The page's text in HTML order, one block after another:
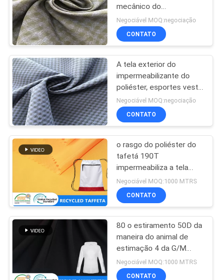
CONTACTE-
NOS
NOTÍCIA
CASOS
COMPANY
NEWS
DO
SITE
PRIVACY
mecânico do
estiramento para o
desgaste exterior do
esqui
Negociável MOQ:negociação
CONTATO
A tela exterior do
impermeabilizante do
poliéster, esportes veste
a tela respirável forte
Negociável MOQ:negociação
CONTATO
o rasgo do poliéster do
tafetá 190T
impermeabiliza a tela
plástica reciclada
Negociável MOQ:1000 MTRS
CONTATO
80 o estiramento 50D da
maneira do animal de
estimação 4 da G/M
reciclou a tela do
Spandex
Negociável MOQ:1000 MTRS
CONTATO